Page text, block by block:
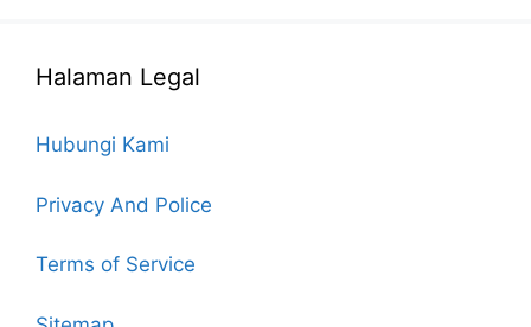
Halaman Legal
Hubungi Kami
Privacy And Police
Terms of Service